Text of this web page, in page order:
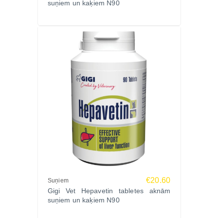
kuņģi, pazemina urīna pH.
Astragalus ekstrakts – augu izcelsmes nieru
asinsrites un diurēzes stimulētājs.
Kalcija karbonāts – palīdz novērst fosfora
uzkrāšanos un metabolisko acidozi.
Piemērots ikdienas profilaksei gan jauniem, gan
senioru dzīvniekiem.
Sastāvs (1 kapsula / 0,7 g):
Hitozāns, Ester-C® (kalcija askorbāts), Astragalus
ekstrakts, kalcija karbonāts.
Analītiskās sastāvdaļas (vidēji):
Kopproteīni 0,4%, koptauki 0,2%, kopšķiedrvielas
0,3%, koppelni 0,8%, mitrums 6,0%.
Lietošana un devas
suņiem un kaķiem N90
Suņiem €20.60
Gigi Vet Hepavetin tabletes aknām
suņiem un kaķiem N90